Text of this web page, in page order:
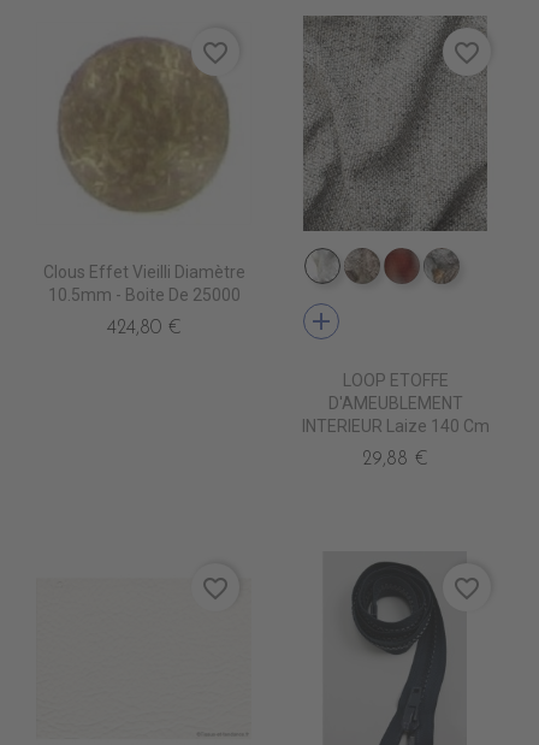
Clous Effet Vieilli Diamètre
10.5mm - Boite De 25000
424,80 €
favorite_border
TA8100 NEVE
TA8102 PILLA
TA8115 TERRE
TA8105
add
LOOP ETOFFE
D'AMEUBLEMENT
INTERIEUR Laize 140 Cm
29,88 €
favorite_border
favorite_border favorite_border